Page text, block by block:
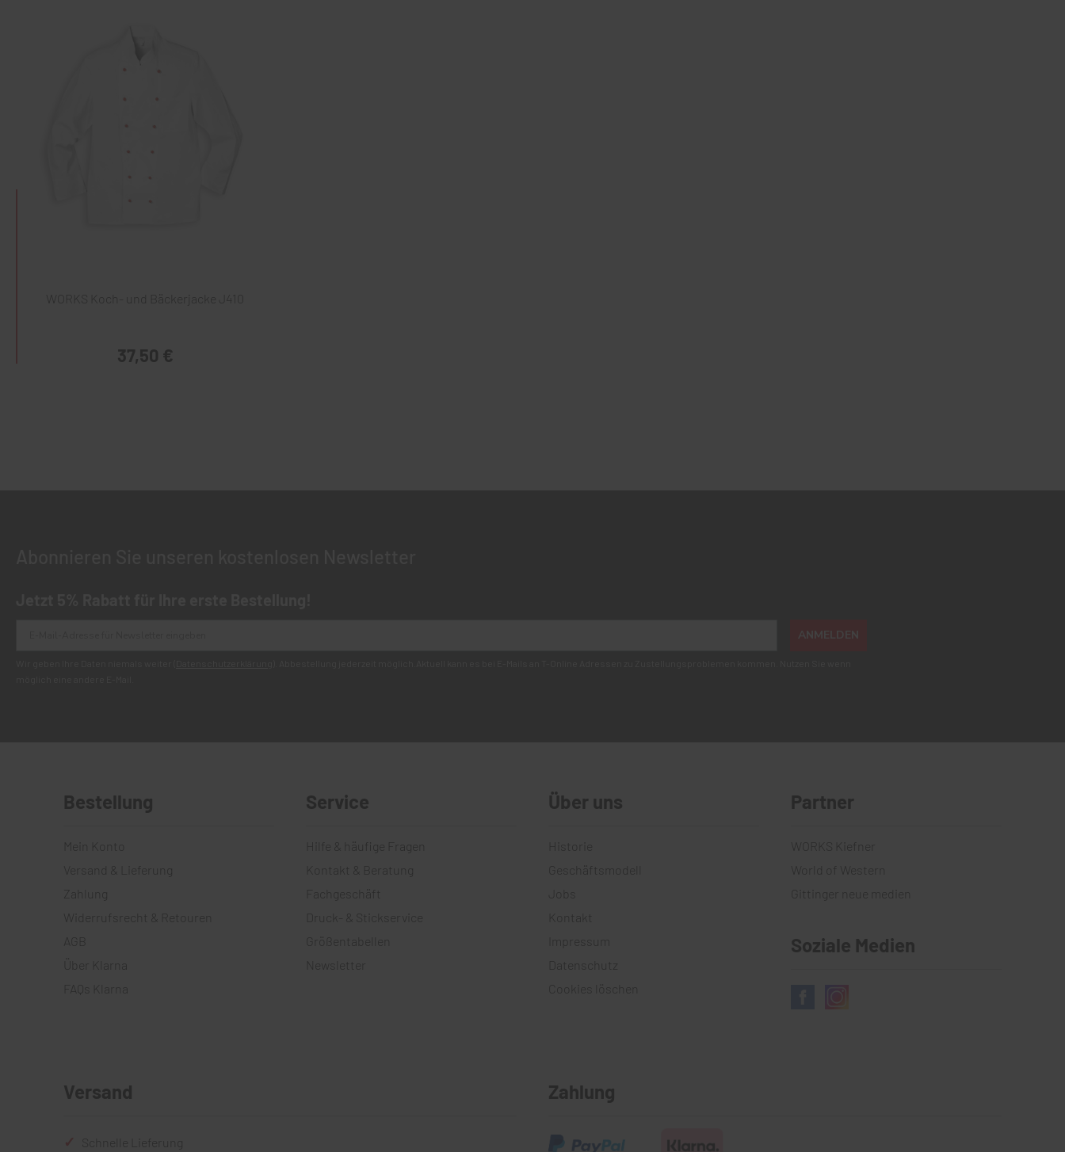
WORKS Koch- und Bäckerjacke J410
37,50 €
Bestellung
Versand & Lieferung
Zahlung
Widerrufsrecht & Retouren
AGB
FAQs Klarna
Service
Hilfe & häufige Fragen
Kontakt & Beratung
Fachgeschäft
Druck- & Stickservice
Größentabellen
Newsletter
Über uns
Geschäftsmodell
Kontakt
Impressum
Datenschutz
Cookies löschen
Partner
World of Western
Gittinger neue medien
Soziale Medien
Versand
Schnelle Lieferung
Zahlung